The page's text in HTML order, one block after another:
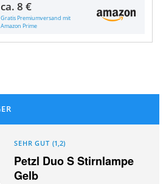
ca.8 €
Gratis Premiumversand mit
Amazon Prime
SEHR GUT (1,2)
Petzl Duo S Stirnlampe
Gelb